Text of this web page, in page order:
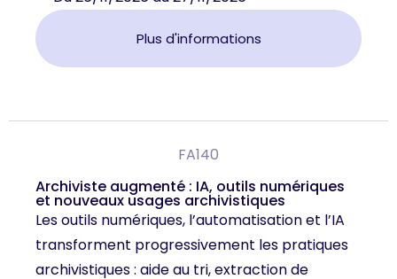
Plus d'informations
FA140
Archiviste augmenté : IA, outils numériques
et nouveaux usages archivistiques
Les outils numériques, l’automatisation et l’IA
transforment progressivement les pratiques
archivistiques : aide au tri, extraction de